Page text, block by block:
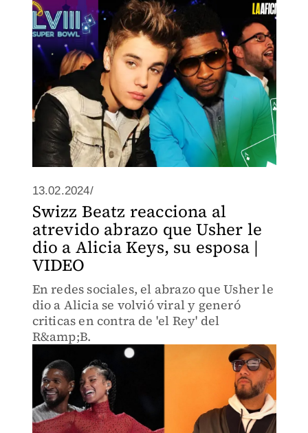
13.02.2024/
Swizz Beatz reacciona al
atrevido abrazo que Usher le
dio a Alicia Keys, su esposa |
VIDEO
En redes sociales, el abrazo que Usher le
dio a Alicia se volvió viral y generó
criticas en contra de 'el Rey' del
R&amp;B.